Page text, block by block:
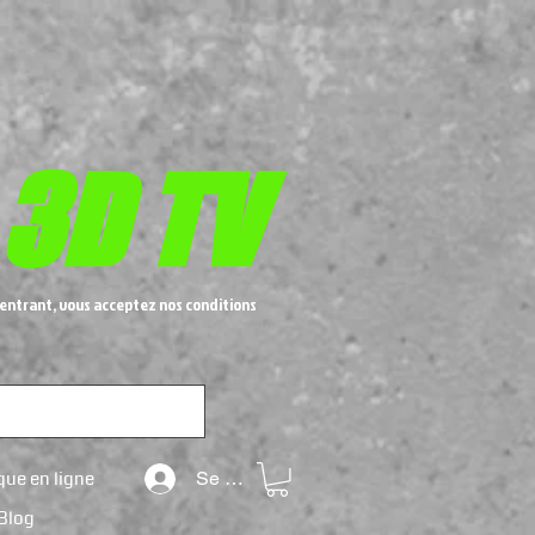
TV
vous acceptez nos conditions
en ligne
Se connecter